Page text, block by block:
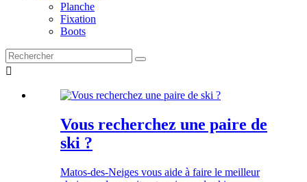
Planche
Fixation
Boots

Vous recherchez une paire de
ski ?
Matos-des-Neiges vous aide à faire le meilleur